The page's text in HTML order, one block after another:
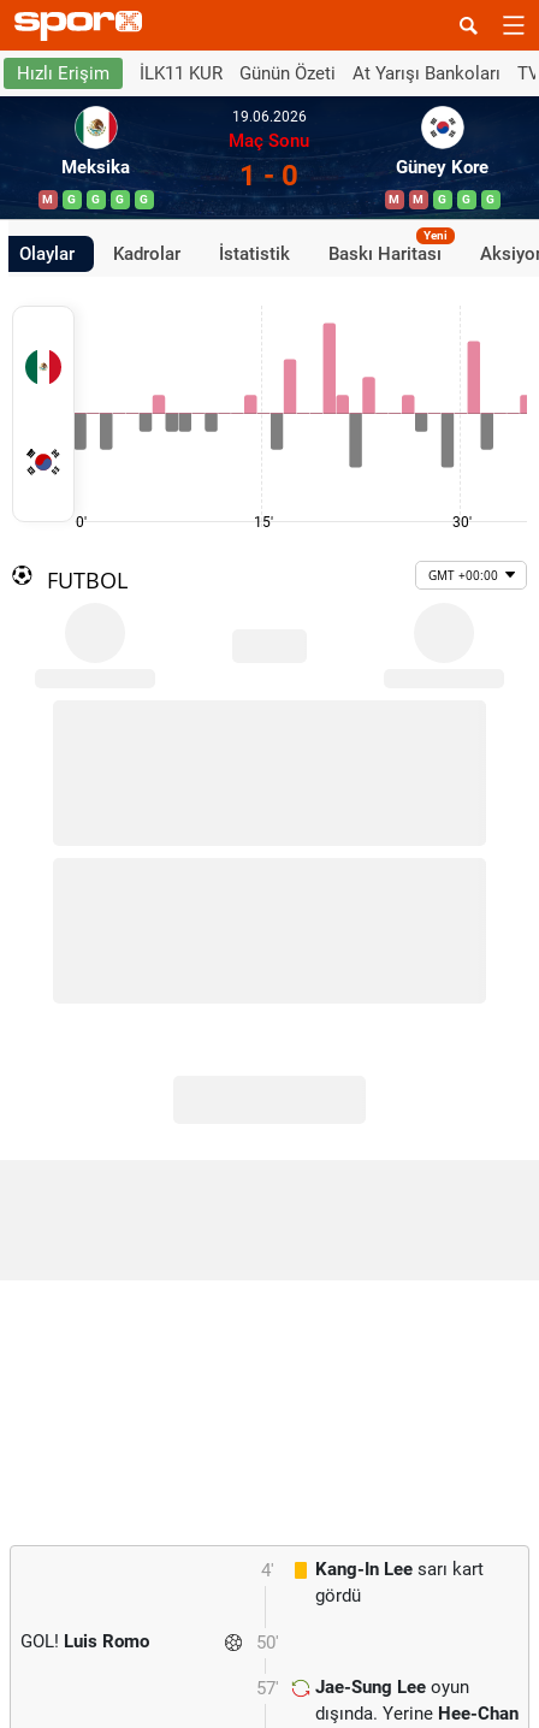
Hızlı Erişim İLK11 KUR Günün Özeti At Yarışı Bankoları
Meksika
M G G G G
19.06.2026
Maç Sonu
1 - 0 Güney Kore
M M G G G
Olaylar Kadrolar İstatistik Baskı Haritası
Yeni
0' 15' 30'
FUTBOL GMT +00:00
4' Kang-In Lee sarı kart
gördü
50'
GOL! Luis Romo
57' Jae-Sung Lee oyun
dışında. Yerine Hee-Chan